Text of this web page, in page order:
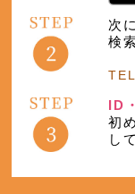
次
検
ID
初
し